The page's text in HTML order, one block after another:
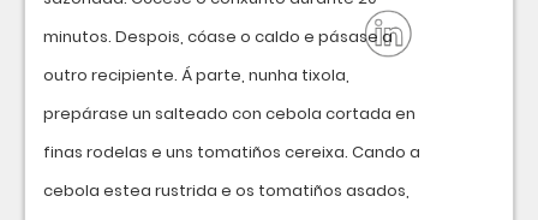
minutos. Despois, cóase o caldo e pásase a
outro recipiente. Á parte, nunha tixola,
prepárase un salteado con cebola cortada en
finas rodelas e uns tomatiños cereixa. Cando a
cebola estea rustrida e os tomatiños asados,